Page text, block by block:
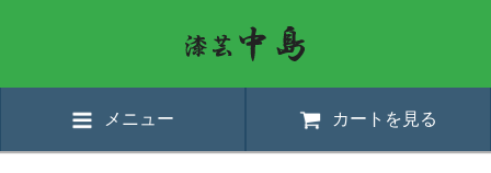
メニュー カートを見る